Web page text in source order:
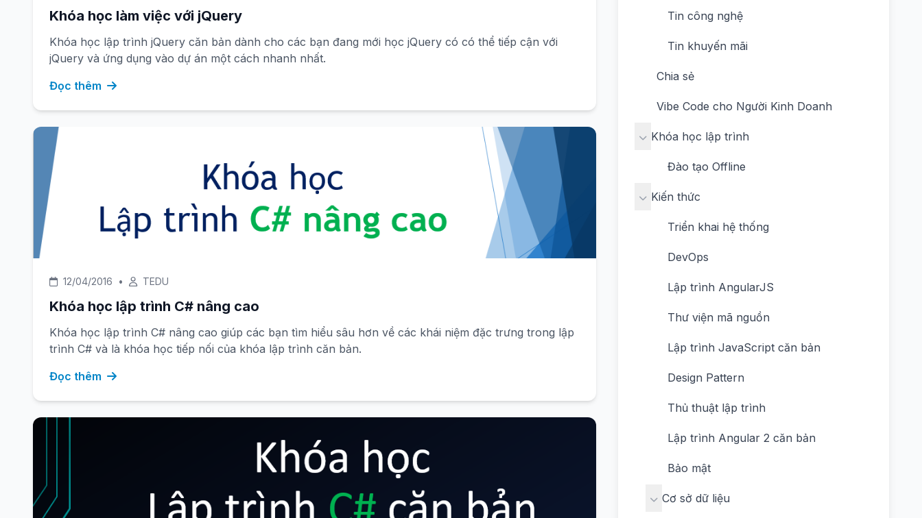
Khóa học làm việc với jQuery
Khóa học lập trình jQuery căn bản dành cho các bạn đang mới học jQuery có có thể tiếp cận với
jQuery và ứng dụng vào dự án một cách nhanh nhất.
Đọc thêm
12/04/2016 • TEDU
Khóa học lập trình C# nâng cao
Khóa học lập trình C# nâng cao giúp các bạn tìm hiểu sâu hơn về các khái niệm đặc trưng trong lập
trình C# và là khóa học tiếp nối của khóa lập trình căn bản.
Đọc thêm
Tin công nghệ
Tin khuyến mãi
Chia sẻ
Vibe Code cho Người Kinh Doanh
Khóa học lập trình
Đào tạo Offline
Kiến thức
Triển khai hệ thống
DevOps
Lập trình AngularJS
Thư viện mã nguồn
Lập trình JavaScript căn bản
Design Pattern
Thủ thuật lập trình
Lập trình Angular 2 căn bản
Bảo mật
Cơ sở dữ liệu